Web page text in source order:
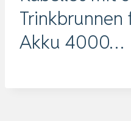
Trinkbrunnen
Akku 4000…